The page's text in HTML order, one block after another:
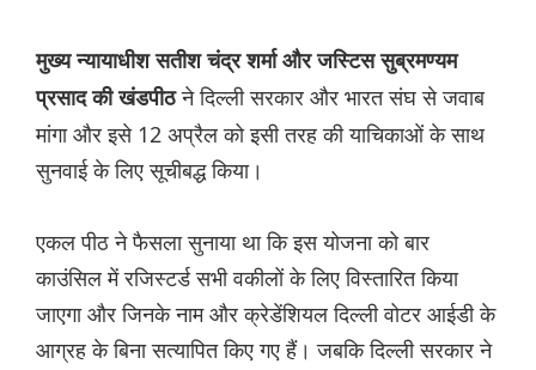
मुख्य न्यायाधीश सतीश चंद्र शर्मा और जस्टिस सुब्रमण्यम
प्रसाद की खंडपीठने दिल्ली सरकार और भारत संघ से जवाब
मांगा और इसे 12 अप्रैल को इसी तरह की याचिकाओं के साथ
सुनवाई के लिए सूचीबद्ध किया।
एकल पीठ ने फैसला सुनाया था कि इस योजना को बार
काउंसिल में रजिस्टर्ड सभी वकीलों के लिए विस्तारित किया
जाएगा और जिनके नाम और क्रेडेंशियल दिल्ली वोटर आईडी के
आग्रह के बिना सत्यापित किए गए हैं। जबकि दिल्ली सरकार ने